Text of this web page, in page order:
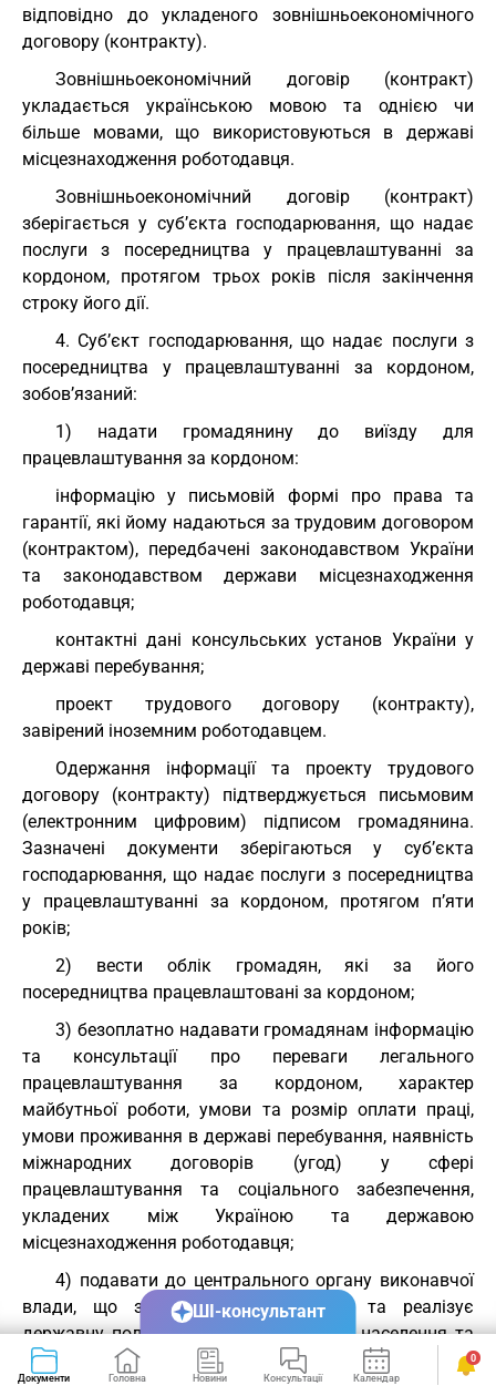
відповідно до укладеного зовнішньоекономічного
договору (контракту).
Зовнішньоекономічний договір (контракт)
укладається українською мовою та однією чи
більше мовами, що використовуються в державі
місцезнаходження роботодавця.
Зовнішньоекономічний договір (контракт)
зберігається у суб’єкта господарювання, що надає
послуги з посередництва у працевлаштуванні за
кордоном, протягом трьох років після закінчення
строку його дії.
4. Суб’єкт господарювання, що надає послуги з
посередництва у працевлаштуванні за кордоном,
зобов’язаний:
1) надати громадянину до виїзду для
працевлаштування за кордоном:
інформацію у письмовій формі про права та
гарантії, які йому надаються за трудовим договором
(контрактом), передбачені законодавством України
та законодавством держави місцезнаходження
роботодавця;
контактні дані консульських установ України у
державі перебування;
проект трудового договору (контракту),
завірений іноземним роботодавцем.
Одержання інформації та проекту трудового
договору (контракту) підтверджується письмовим
(електронним цифровим) підписом громадянина.
Зазначені документи зберігаються у суб’єкта
господарювання, що надає послуги з посередництва
у працевлаштуванні за кордоном, протягом п’яти
років;
2) вести облік громадян, які за його
посередництва працевлаштовані за кордоном;
3) безоплатно надавати громадянам інформацію
та консультації про переваги легального
працевлаштування за кордоном, характер
майбутньої роботи, умови та розмір оплати праці,
умови проживання в державі перебування, наявність
міжнародних договорів (угод) у сфері
працевлаштування та соціального забезпечення,
укладених між Україною та державою
місцезнаходження роботодавця;
4) подавати до центрального органу виконавчої
влади, що забезпечує формування та реалізує
державну політику у сфері зайнятості населення та
трудової міграції, звітність про здійснення діяльності
з надання послуг з посередництва у
Документи Головна Новини Консультації Календар Сервіси
0
ШІ-консультант